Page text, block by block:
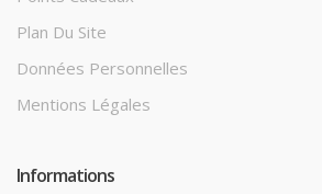
Plan Du Site
Données Personnelles
Mentions Légales
Informations